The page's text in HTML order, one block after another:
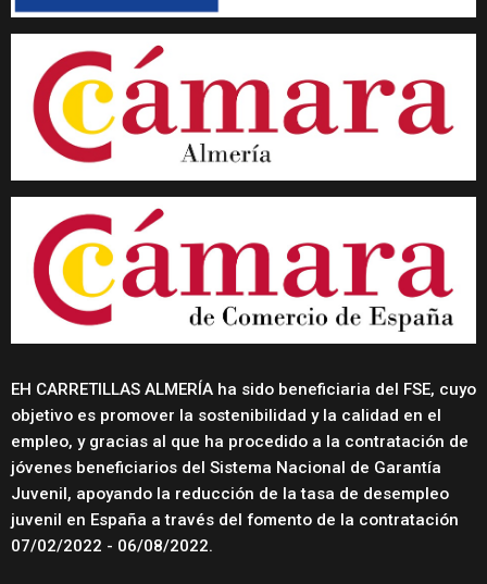
EH CARRETILLAS ALMERÍA ha sido beneficiaria del FSE, cuyo
objetivo es promover la sostenibilidad y la calidad en el
empleo, y gracias al que ha procedido a la contratación de
jóvenes beneficiarios del Sistema Nacional de Garantía
Juvenil, apoyando la reducción de la tasa de desempleo
juvenil en España a través del fomento de la contratación
07/02/2022 - 06/08/2022.